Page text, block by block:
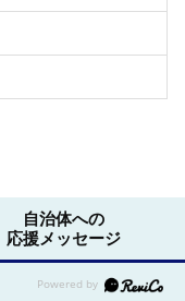
自治体への
応援メッセージ